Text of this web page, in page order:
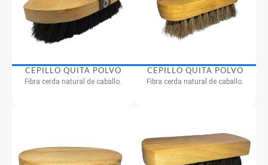
CEPILLO QUITA POLVO
Fibra cerda natural de caballo.
CEPILLO QUITA POLVO
Fibra cerda natural de caballo.